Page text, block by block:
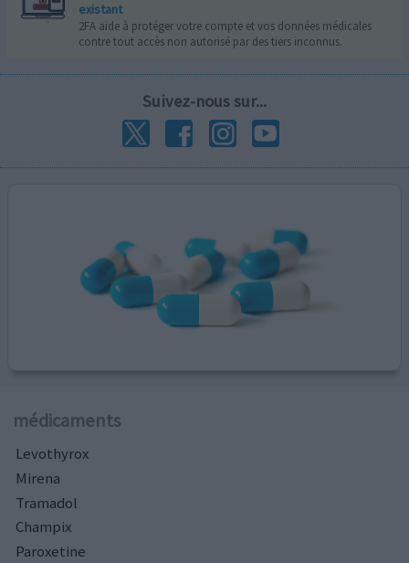
existant
2FA aide à protéger votre compte et vos données médicales
contre tout accès non autorisé par des tiers inconnus.
Suivez-nous sur...
médicaments
Levothyrox
Mirena
Tramadol
Champix
Paroxetine